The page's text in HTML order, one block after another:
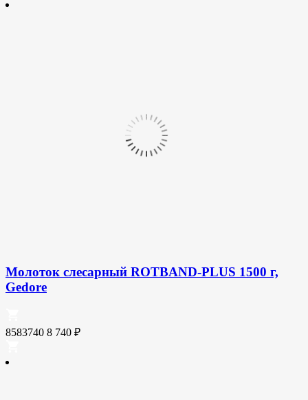
Молоток слесарный ROTBAND-PLUS 1500 г,
Gedore
8583740 8 740 ₽